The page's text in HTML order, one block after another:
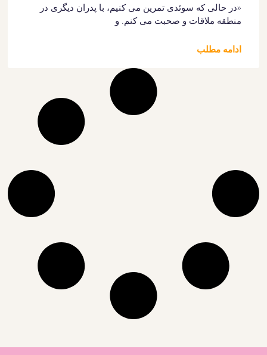
«در حالی که سوئدی تمرین می کنیم، با پدران دیگری در
منطقه ملاقات و صحبت می کنم. و
ادامه مطلب